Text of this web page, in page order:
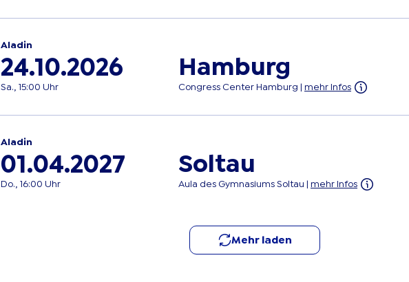
Aladin
24.10.2026
Sa., 15:00 Uhr
Hamburg
Congress Center Hamburg mehr Infos
Aladin
01.04.2027
Do., 16:00 Uhr
Soltau
Aula des Gymnasiums Soltau mehr Infos
Mehr laden